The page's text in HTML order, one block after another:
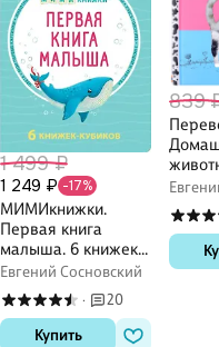
1 499 ₽
1 249 ₽ -17%
МИМИкнижки.
Первая книга
малыша. 6 книжек -
кубиков
Евгений Сосновский
·
20
Купить
839